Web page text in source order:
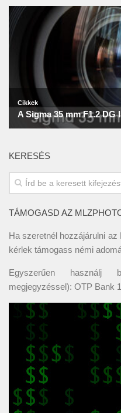
KERESÉS
TÁMOGASD AZ
Ha szeretnél hozzájárulni
kérlek támogass némi
Egyszerűen használj
megjegyzéssel): OTP Bank